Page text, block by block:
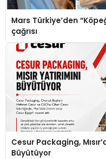
Mars Türkiye’den
çağrısı
Cesur Packaging,
Büyütüyor